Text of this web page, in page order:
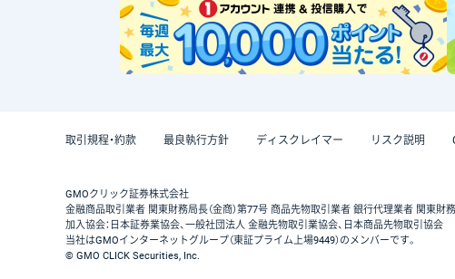
取引規程・約款 最良執行方針 ディスクレイマー リスク説明
GMOクリック証券株式会社
金融商品取引業者 関東財務局長（金商）第77号 商品先物取引業者 銀行代理業者 関東財
加入協会：日本証券業協会、一般社団法人 金融先物取引業協会、日本商品先物取引協会
当社はGMOインターネットグループ（東証プライム上場9449）のメンバーです。
© GMO CLICK Securities, Inc.